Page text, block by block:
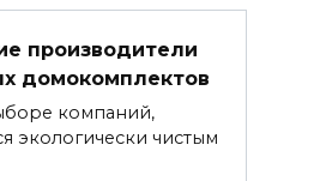
производители
домокомплектов
компаний,
экологически чистым